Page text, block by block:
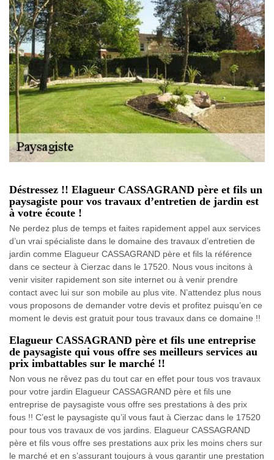
Déstressez !! Elagueur CASSAGRAND père et fils un
paysagiste pour vos travaux d’entretien de jardin est
à votre écoute !
Ne perdez plus de temps et faites rapidement appel aux services
d’un vrai spécialiste dans le domaine des travaux d’entretien de
jardin comme Elagueur CASSAGRAND père et fils la référence
dans ce secteur à Cierzac dans le 17520. Nous vous incitons à
venir visiter rapidement son site internet ou à venir prendre
contact avec lui sur son mobile au plus vite. N’attendez plus nous
vous proposons de demander votre devis et profitez puisqu’en ce
moment le devis est gratuit pour tous travaux dans ce domaine !!
Elagueur CASSAGRAND père et fils une entreprise
de paysagiste qui vous offre ses meilleurs services au
prix imbattables sur le marché !!
Non vous ne rêvez pas du tout car en effet pour tous vos travaux
pour votre jardin Elagueur CASSAGRAND père et fils une
entreprise de paysagiste vous offre ses prestations à des prix
fous !! C’est le paysagiste qu’il vous faut à Cierzac dans le 17520
pour tous vos travaux de vos jardins. Elagueur CASSAGRAND
père et fils vous offre ses prestations aux prix les moins chers sur
le marché et en s’assurant toujours à vous garantir une prestation